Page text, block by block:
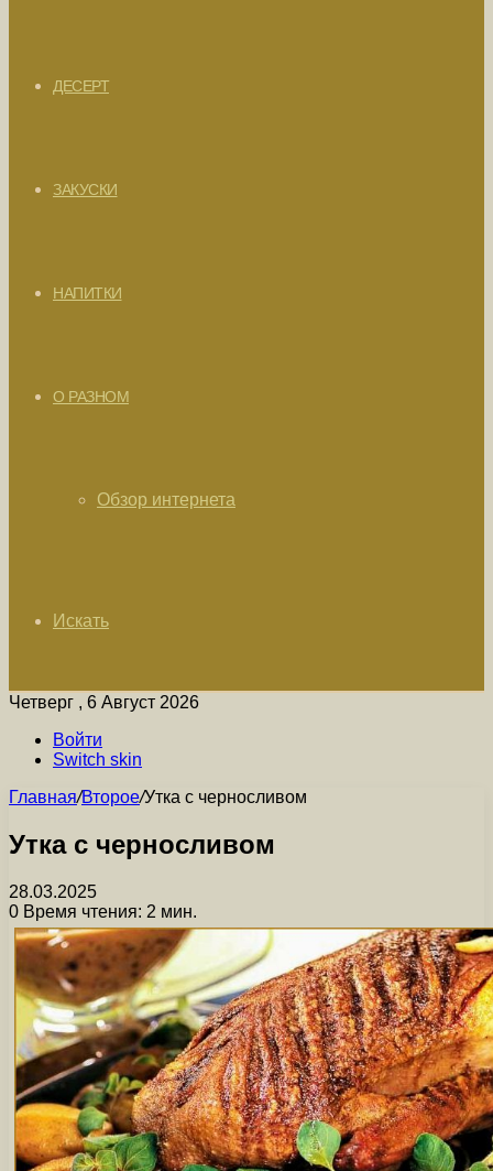
ДЕСЕРТ
ЗАКУСКИ
НАПИТКИ
О РАЗНОМ
Обзор интернета
Искать
Четверг , 6 Август 2026
Войти
Switch skin
Главная/Второе/Утка с черносливом
Утка с черносливом
28.03.2025
0 Время чтения: 2 мин.